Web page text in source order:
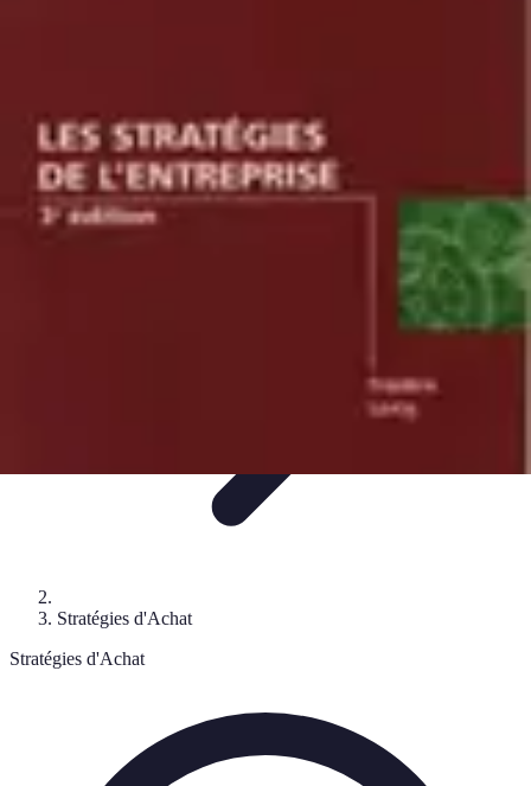
Top Soldes
Stratégies d'Achat
Stratégies d'Achat